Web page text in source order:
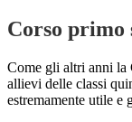
Corso primo
Come gli altri anni
allievi delle classi
estremamente utile e